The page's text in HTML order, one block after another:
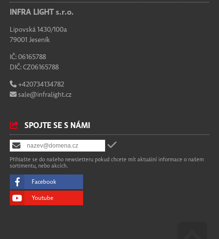
INFRA LIGHT s.r.o.
Lipovská 1430/100a
79001 Jeseník
IČ: 06165788
DIČ: CZ06165788
+420734134782
sale@infralight.cz
SPOJTE SE S NÁMI
Přihlašte se do našeho newsletteru pokud chcete mít aktuální informace o našem
sortimentu, nebo akcích.
Facebook
Youtube